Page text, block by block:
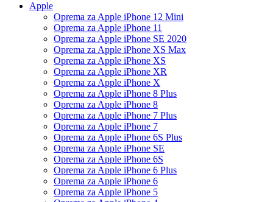
Apple
Oprema za Apple iPhone 12 Mini
Oprema za Apple iPhone 11
Oprema za Apple iPhone SE 2020
Oprema za Apple iPhone XS Max
Oprema za Apple iPhone XS
Oprema za Apple iPhone XR
Oprema za Apple iPhone X
Oprema za Apple iPhone 8 Plus
Oprema za Apple iPhone 8
Oprema za Apple iPhone 7 Plus
Oprema za Apple iPhone 7
Oprema za Apple iPhone 6S Plus
Oprema za Apple iPhone SE
Oprema za Apple iPhone 6S
Oprema za Apple iPhone 6 Plus
Oprema za Apple iPhone 6
Oprema za Apple iPhone 5